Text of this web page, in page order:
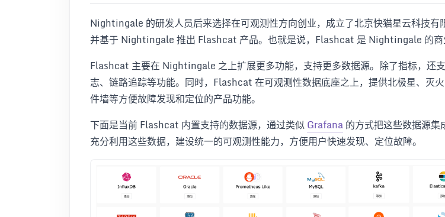
Nightingale 的研发人员后来选择在可观测性方向创业，成立了北京快猫星云科技有
并基于 Nightingale 推出 Flashcat 产品。也就是说，Flashcat 是 Nightingale 的商
Flashcat 主要在 Nightingale 之上扩展更多功能，支持更多数据源。除了指标，还
志、链路追踪等功能。同时，Flashcat 在可观测性数据底座之上，提供北极星、灭
件墙等方便故障发现和定位的产品功能。
下面是当前 Flashcat 内置支持的数据源，通过类似Grafana的方式把这些数据源集
充分利用这些数据，建设统一的可观测性能力，方便用户快速发现、定位故障。